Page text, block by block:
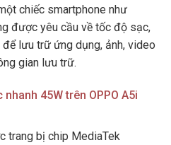
chiếc smartphone như
được yêu cầu về tốc độ sạc,
lưu trữ ứng dụng, ảnh, video
gian lưu trữ.
45W trên OPPO A5i
trang bị chip MediaTek